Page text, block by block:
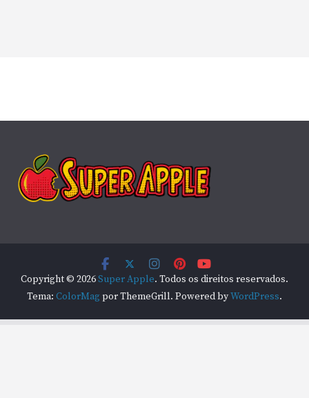
Copyright © 2026Super Apple. Todos os direitos reservados.
Tema: ColorMag por ThemeGrill. Powered byWordPress.